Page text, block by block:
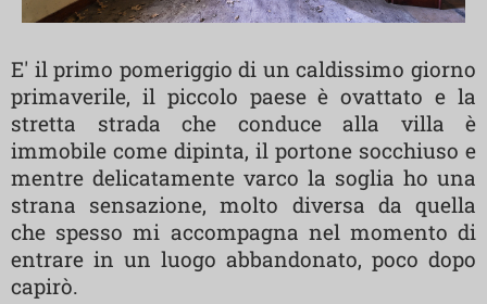
E' il primo pomeriggio di un caldissimo giorno
primaverile, il piccolo paese è ovattato e la
stretta strada che conduce alla villa è
immobile come dipinta, il portone socchiuso e
mentre delicatamente varco la soglia ho una
strana sensazione, molto diversa da quella
che spesso mi accompagna nel momento di
entrare in un luogo abbandonato, poco dopo
capirò.